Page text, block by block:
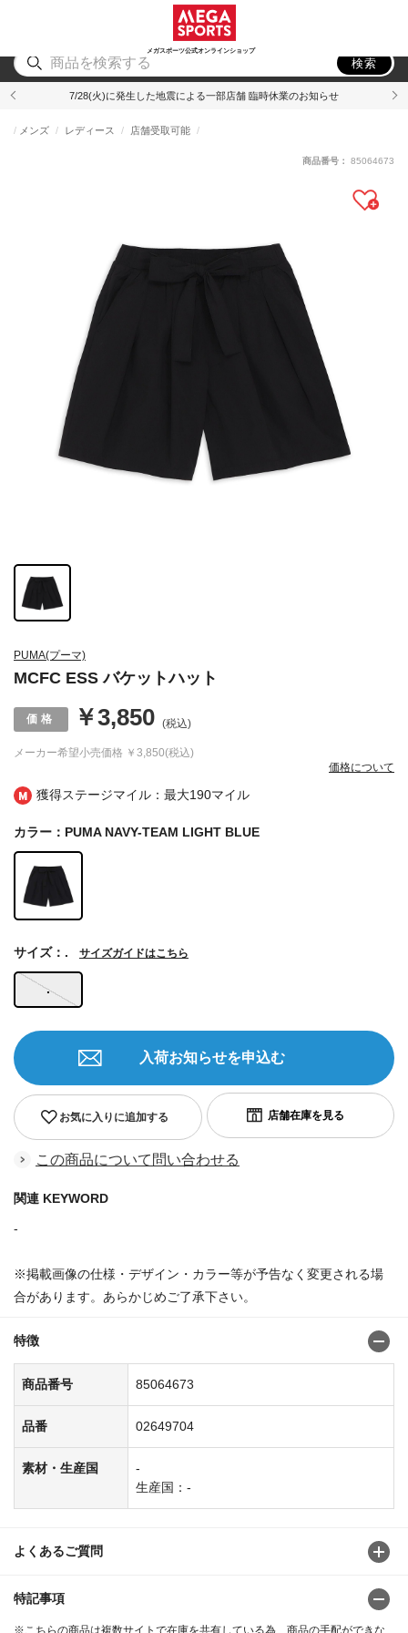
メガスポーツ公式オンラインショップ
アウトドア
検索
7/28(火)に発生した地震による一部店舗 臨時休業のお知らせ
獲得ステージマイル：最大190マイル
PUMA(プーマ)
MCFC ESS バケットハット
メンズ レディース 店舗受取可能
メーカー希望小売価格 ￥3,850(税込)
￥3,850 (税込)
価格について
商品番号： 85064673
カラー：PUMA NAVY-TEAM LIGHT BLUE
.
サイズ：. サイズガイドはこちら
お気に入りに追加する
入荷お知らせを申込む
この商品について問い合わせる
関連 KEYWORD
-
※掲載画像の仕様・デザイン・カラー等が予告なく変更される場
合があります。あらかじめご了承下さい。
特徴
商品番号 85064673
品番 02649704
素材・生産国
-
生産国：-
よくあるご質問
特記事項
※こちらの商品は複数サイトで在庫を共有している為、商品の手配ができな